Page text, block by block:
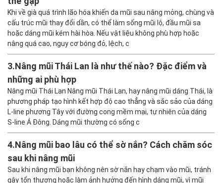
Khi về già quá trình lão hóa khiến da mũi sau nâng mỏng, chùng và
cấu trúc mũi thay đổi dần, có thể làm sống mũi lộ, đầu mũi sa
hoặc dáng mũi kém hài hòa. Nếu vật liệu không phù hợp hoặc
nâng quá cao, nguy cơ bóng đỏ, lệch, c
3.Nâng mũi Thái Lan là như thế nào? Đặc điểm và
những ai phù hợp
Nâng mũi Thái Lan Nâng mũi Thái Lan, hay nâng mũi dáng Thái, là
phương pháp tạo hình kết hợp độ cao thẳng và sắc sảo của dáng
L-line phương Tây với đường cong mềm mại, tự nhiên của dáng
S-line Á Đông. Dáng mũi thường có sống c
4.Nâng mũi bao lâu có thể sờ nắn? Cách chăm sóc
sau khi nâng mũi
Sau khi nâng mũi bạn không nên sờ nắn hay chạm vào mũi, tránh
gây tổn thương hoặc làm ảnh hưởng đến hình dáng mũi, vì mũi